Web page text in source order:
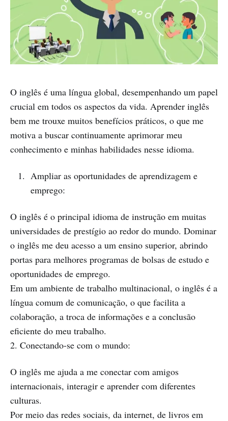
O inglês é uma língua global, desempenhando um papel
crucial em todos os aspectos da vida. Aprender inglês
bem me trouxe muitos benefícios práticos, o que me
motiva a buscar continuamente aprimorar meu
conhecimento e minhas habilidades nesse idioma.
Ampliar as oportunidades de aprendizagem e
emprego:
O inglês é o principal idioma de instrução em muitas
universidades de prestígio ao redor do mundo. Dominar
o inglês me deu acesso a um ensino superior, abrindo
portas para melhores programas de bolsas de estudo e
oportunidades de emprego.
Em um ambiente de trabalho multinacional, o inglês é a
língua comum de comunicação, o que facilita a
colaboração, a troca de informações e a conclusão
eficiente do meu trabalho.
2. Conectando-se com o mundo:
O inglês me ajuda a me conectar com amigos
internacionais, interagir e aprender com diferentes
culturas.
Por meio das redes sociais, da internet, de livros em